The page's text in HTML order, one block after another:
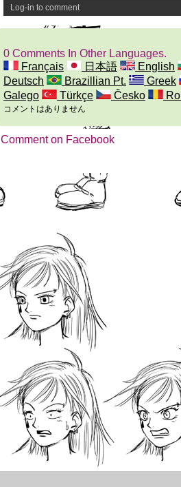
Log-in to comment
0 Comments In Other Languages.
Français
日本語 English
Deutsch
Brazillian Pt. Greek
Galego
Türkçe Česko
コメントはありません
Comment on Facebook